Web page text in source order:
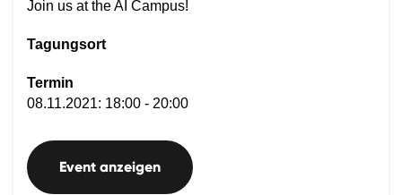
Join us at the AI Campus!
Tagungsort
Termin
08.11.2021: 18:00 - 20:00
Event anzeigen